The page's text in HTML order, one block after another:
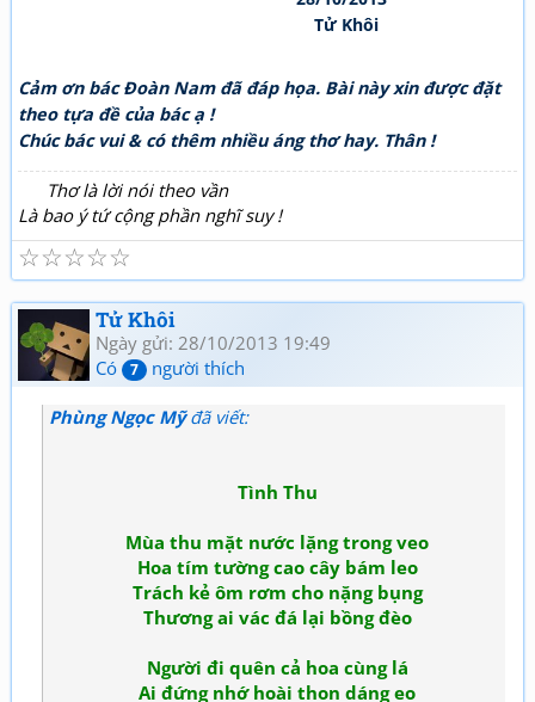
Tử Khôi
Cảm ơn bác Đoàn Nam đã đáp họa. Bài này xin được đặt
theo tựa đề của bác ạ !
Chúc bác vui & có thêm nhiều áng thơ hay. Thân !
Thơ là lời nói theo vần
Là bao ý tứ cộng phần nghĩ suy !
☆
☆
☆
☆
☆
Tử Khôi
Ngày gửi: 28/10/2013 19:49
Có
7 người thích
Phùng Ngọc Mỹđã viết:
Tình Thu
Mùa thu mặt nước lặng trong veo
Hoa tím tường cao cây bám leo
Trách kẻ ôm rơm cho nặng bụng
Thương ai vác đá lại bồng đèo
Người đi quên cả hoa cùng lá
Ai đứng nhớ hoài thon dáng eo